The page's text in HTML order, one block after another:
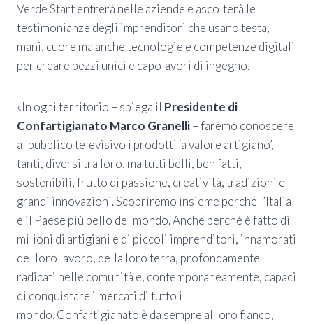
Verde Start entrerà nelle aziende e ascolterà le
testimonianze degli imprenditori che usano testa,
mani, cuore ma anche tecnologie e competenze digitali
per creare pezzi unici e capolavori di ingegno.
«In ogni territorio – spiega il Presidente di
Confartigianato Marco Granelli– faremo conoscere
al pubblico televisivo i prodotti ‘a valore artigiano’,
tanti, diversi tra loro, ma tutti belli, ben fatti,
sostenibili, frutto di passione, creatività, tradizioni e
grandi innovazioni. Scopriremo insieme perché l’Italia
è il Paese più bello del mondo. Anche perché è fatto di
milioni di artigiani e di piccoli imprenditori, innamorati
del loro lavoro, della loro terra, profondamente
radicati nelle comunità e, contemporaneamente, capaci
di conquistare i mercati di tutto il
mondo. Confartigianato è da sempre al loro fianco,